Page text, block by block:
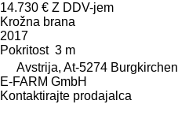
14.730 € Z DDV-jem
Krožna brana
2017
Pokritost 3 m
Avstrija, At-5274 Burgkirchen
E-FARM GmbH
Kontaktirajte prodajalca